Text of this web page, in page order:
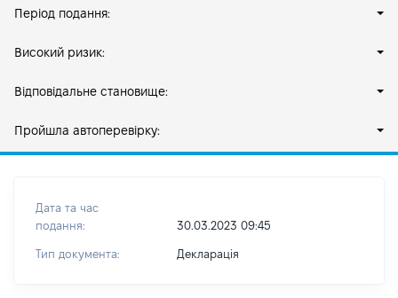
Період подання:
Високий ризик:
Відповідальне становище:
Пройшла автоперевірку:
Дата та час
подання:
30.03.2023 09:45
Тип документа: Декларація